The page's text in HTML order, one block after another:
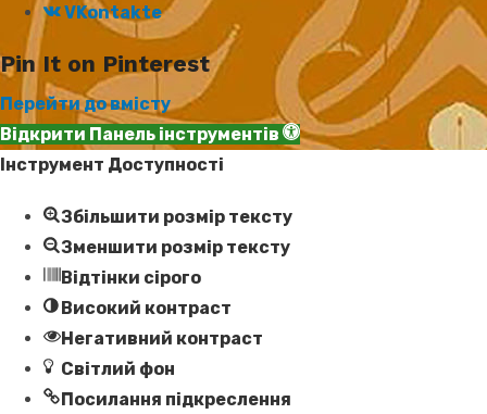
VKontakte
Pin It on Pinterest
Перейти до вмісту
Відкрити Панель інструментів
Інструмент Доступності
Збільшити розмір тексту
Зменшити розмір тексту
Відтінки сірого
Високий контраст
Негативний контраст
Світлий фон
Посилання підкреслення